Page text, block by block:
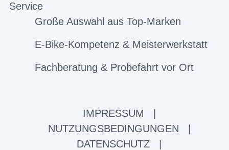
Service
Große Auswahl aus Top-Marken
E-Bike-Kompetenz & Meisterwerkstatt
Fachberatung & Probefahrt vor Ort
IMPRESSUM
NUTZUNGSBEDINGUNGEN
DATENSCHUTZ